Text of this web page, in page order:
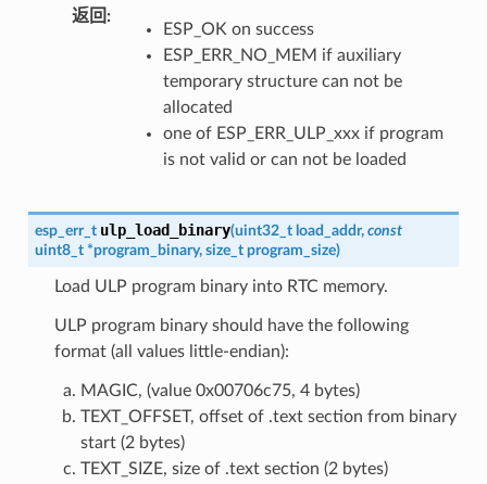
返回 :
ESP_OK on success
ESP_ERR_NO_MEM if auxiliary
temporary structure can not be
allocated
one of ESP_ERR_ULP_xxx if program
is not valid or can not be loaded
esp_err_t ulp_load_binary(uint32_t load_addr, const
uint8_t *program_binary, size_t program_size)
Load ULP program binary into RTC memory.
ULP program binary should have the following
format (all values little-endian):
MAGIC, (value 0x00706c75, 4 bytes)
TEXT_OFFSET, offset of .text section from binary
start (2 bytes)
TEXT_SIZE, size of .text section (2 bytes)